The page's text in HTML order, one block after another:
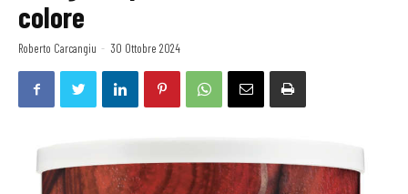
colore
Roberto Carcangiu - 30 Ottobre 2024